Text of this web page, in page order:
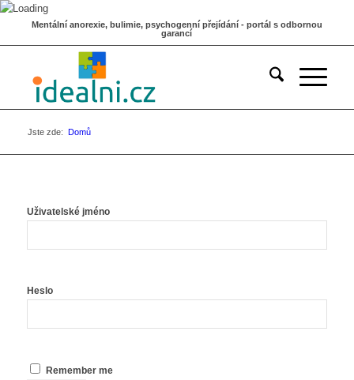
Mentální anorexie, bulimie, psychogenní přejídání - portál s odbornou
garancí
Jste zde: Domů
Uživatelské jméno
Heslo
Remember me